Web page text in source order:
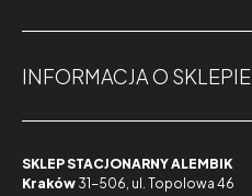
INFORMACJA O SKLEPIE
SKLEP STACJONARNY ALEMBIK
Kraków 31-506, ul. Topolowa 46